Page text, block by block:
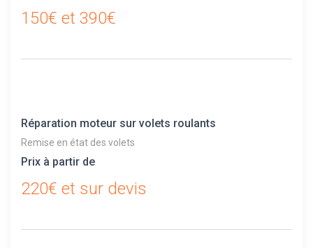
150€ et 390€
Réparation moteur sur volets roulants
Remise en état des volets
Prix à partir de
220€ et sur devis